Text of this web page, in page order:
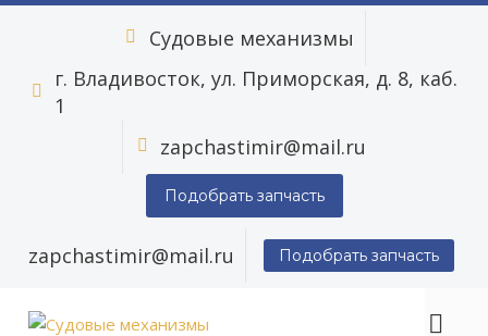

 Судовые механизмы


г. Владивосток, ул. Приморская, д. 8, каб.
1

 zapchastimir@mail.ru
Подобрать запчасть
zapchastimir@mail.ru Подобрать запчасть